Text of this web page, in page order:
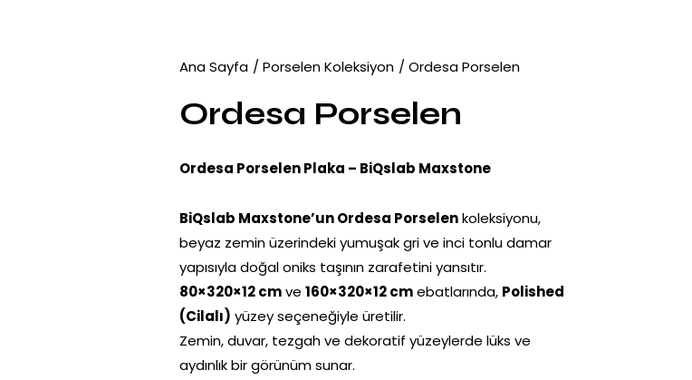
Ana Sayfa Porselen Koleksiyon Ordesa Porselen
Ordesa Porselen
Ordesa Porselen Plaka – BiQslab Maxstone
BiQslab Maxstone’un Ordesa Porselenkoleksiyonu,
beyaz zemin üzerindeki yumuşak gri ve inci tonlu damar
yapısıyla doğal oniks taşının zarafetini yansıtır.
80×320×12 cmve 160×320×12 cmebatlarında, Polished
(Cilalı) yüzey seçeneğiyle üretilir.
Zemin, duvar, tezgah ve dekoratif yüzeylerde lüks ve
aydınlık bir görünüm sunar.